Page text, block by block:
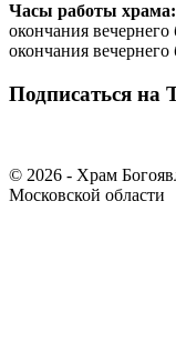
Часы работы храма:
окончания
окончания
Подписаться на
© 2026 - Храм
Московской области